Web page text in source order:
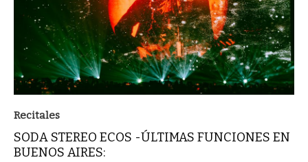
Recitales
SODA STEREO ECOS -ÚLTIMAS FUNCIONES EN
BUENOS AIRES: